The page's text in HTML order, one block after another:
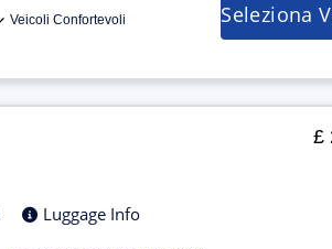
Veicoli Confortevoli Seleziona
Luggage Info
£